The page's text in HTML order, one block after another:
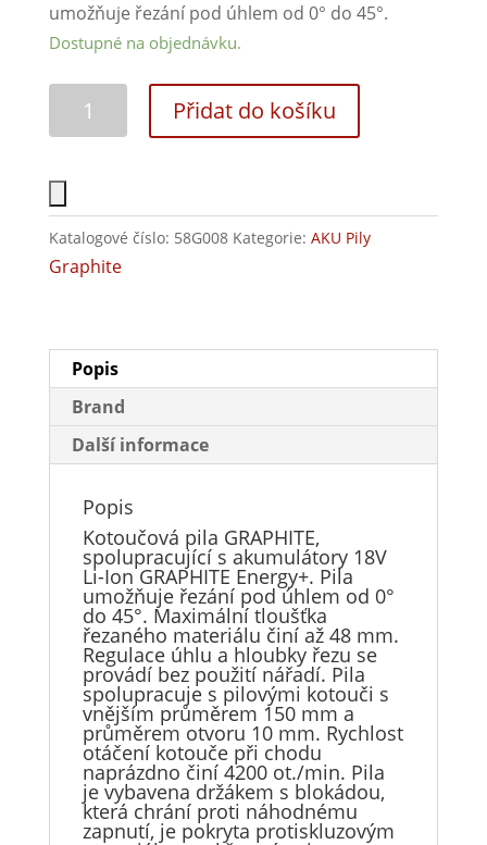
umožňuje řezání pod úhlem od 0° do 45°.
Dostupné na objednávku.
Přidat do košíku
Katalogové číslo: 58G008 Kategorie: AKU Pily
Graphite
Popis
Brand
Další informace
Popis
Kotoučová pila GRAPHITE,
spolupracující s akumulátory 18V
Li-Ion GRAPHITE Energy+. Pila
umožňuje řezání pod úhlem od 0°
do 45°. Maximální tloušťka
řezaného materiálu činí až 48 mm.
Regulace úhlu a hloubky řezu se
provádí bez použití nářadí. Pila
spolupracuje s pilovými kotouči s
vnějším průměrem 150 mm a
průměrem otvoru 10 mm. Rychlost
otáčení kotouče při chodu
naprázdno činí 4200 ot./min. Pila
je vybavena držákem s blokádou,
která chrání proti náhodnému
zapnutí, je pokryta protiskluzovým